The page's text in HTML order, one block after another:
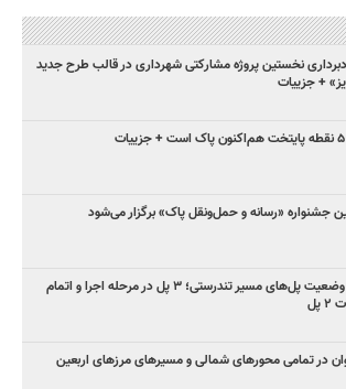
نخستین پروژه مشارکتی شهرداری در قالب طرح جدید
+ جزییات
جشنواره «رسانه و حمل‌ونقل پاک» برگزار می‌شود
آخرین وضعیت پل‌های مسیر تندرستی؛ ۳ پل در مرحله اجرا و اتمام
در تمامی محورهای شمالی و مسیرهای مرزهای اربعین